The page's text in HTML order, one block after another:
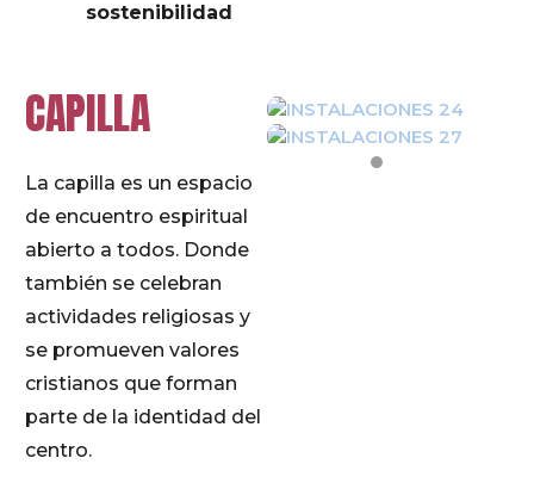
sostenibilidad
CAPILLA
La capilla es un espacio
de encuentro espiritual
abierto a todos. Donde
también se celebran
actividades religiosas y
se promueven valores
cristianos que forman
parte de la identidad del
centro.